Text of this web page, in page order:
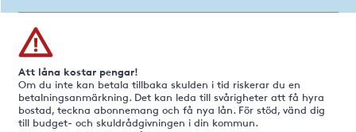
Att låna kostar pengar!
Om du inte kan betala tillbaka skulden i tid riskerar du en
betalningsanmärkning. Det kan leda till svårigheter att få hyra
bostad, teckna abonnemang och få nya lån. För stöd, vänd dig
till budget- och skuldrådgivningen i din kommun.